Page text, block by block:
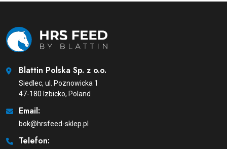
Blattin Polska Sp. z o.o.
Siedlec, ul. Poznowicka 1
47-180 Izbicko, Poland
Email:
bok@hrsfeed-sklep.pl
Telefon: